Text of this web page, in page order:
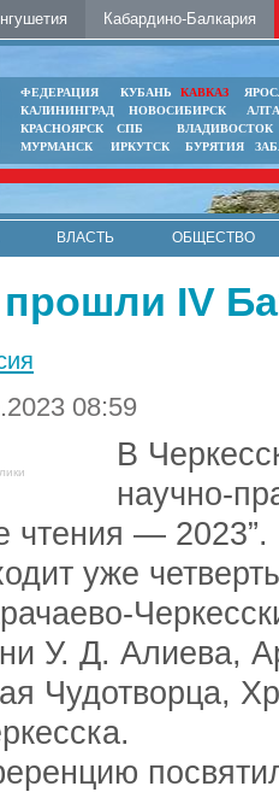
Кабардино-Балкария
ФЕДЕРАЦИЯ КУБАНЬ КАВКАЗ
КАЛИНИНГРАД
НОВОСИБИРСК
КРАСНОЯРСК
СПБ
ВЛАДИВОСТОК
МУРМАНСК
ИРКУТСК БУРЯТИЯ
ВЛАСТЬ
ОБЩЕСТВО
IV
08:59
В
научно-
чтения — 2023”.
уже
У. Д. Алиева,
Чудотворца,